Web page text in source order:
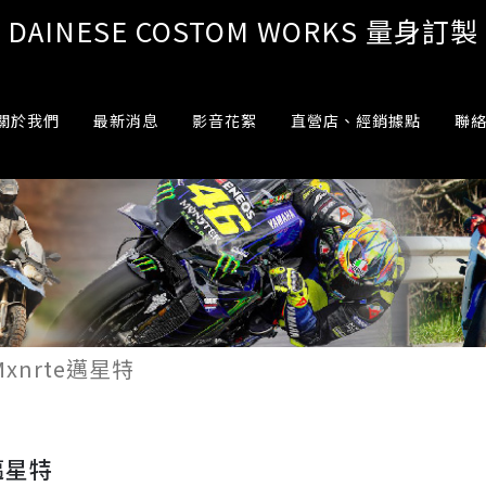
DAINESE COSTOM WORKS 量身訂製
於我們 最新消息 影音花絮 直營店、經銷據點 聯
邁星特
特